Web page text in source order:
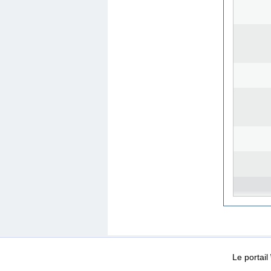
Conditions d’utilisation
Le portail